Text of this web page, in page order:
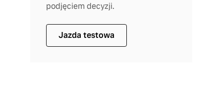
podjęciem decyzji.
Jazda testowa